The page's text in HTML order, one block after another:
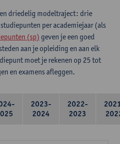
driedelig modeltraject: drie
per academiejaar (als
(sp) geven je een goed
aan je opleiding en aan elk
moet je rekenen op 25 tot
en examens afleggen.
2023-
2024
2022-
2023